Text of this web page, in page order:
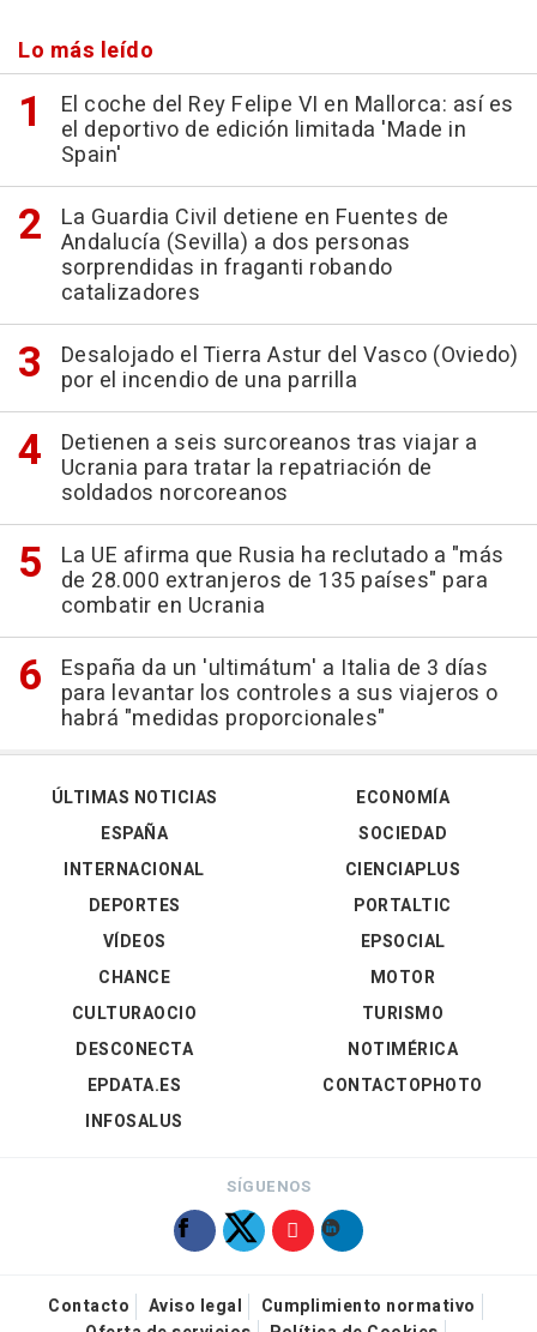
Lo más leído
El coche del Rey Felipe VI en Mallorca: así es
el deportivo de edición limitada 'Made in
Spain'
La Guardia Civil detiene en Fuentes de
Andalucía (Sevilla) a dos personas
sorprendidas in fraganti robando
catalizadores
Desalojado el Tierra Astur del Vasco (Oviedo)
por el incendio de una parrilla
Detienen a seis surcoreanos tras viajar a
Ucrania para tratar la repatriación de
soldados norcoreanos
La UE afirma que Rusia ha reclutado a "más
de 28.000 extranjeros de 135 países" para
combatir en Ucrania
España da un 'ultimátum' a Italia de 3 días
para levantar los controles a sus viajeros o
habrá "medidas proporcionales"
ÚLTIMAS NOTICIAS
ESPAÑA
INTERNACIONAL
DEPORTES
VÍDEOS
ECONOMÍA
SOCIEDAD
CIENCIAPLUS
PORTALTIC
EPSOCIAL
CHANCE
CULTURAOCIO
DESCONECTA
EPDATA.ES
INFOSALUS
MOTOR
TURISMO
NOTIMÉRICA
CONTACTOPHOTO
SÍGUENOS
Contacto Aviso legal
Cumplimiento normativo